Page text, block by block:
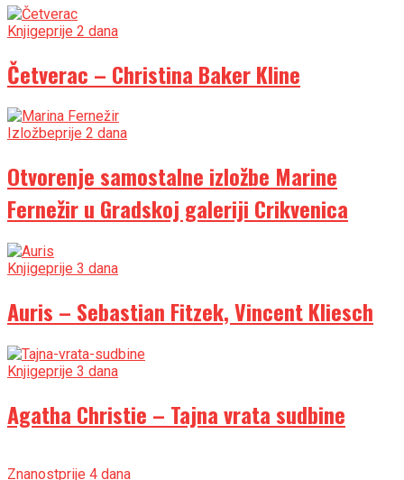
Knjigeprije 2 dana
Četverac – Christina Baker Kline
Izložbeprije 2 dana
Otvorenje samostalne izložbe Marine
Fernežir u Gradskoj galeriji Crikvenica
Knjigeprije 3 dana
Auris – Sebastian Fitzek, Vincent Kliesch
Knjigeprije 3 dana
Agatha Christie – Tajna vrata sudbine
Znanostprije 4 dana